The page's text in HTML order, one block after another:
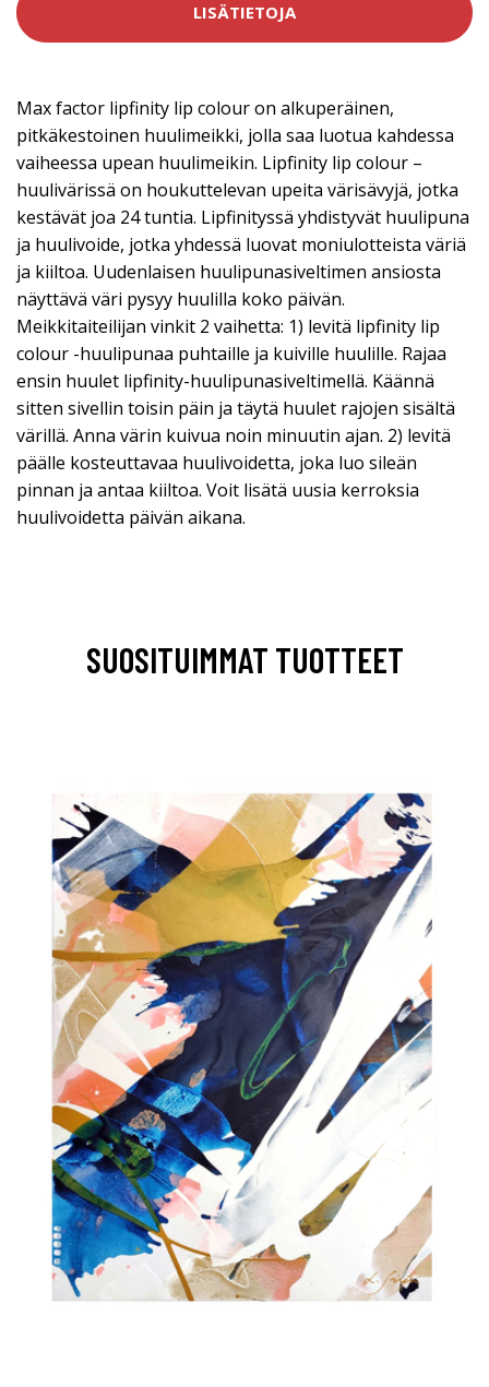
LISÄTIETOJA
Max factor lipfinity lip colour on alkuperäinen,
pitkäkestoinen huulimeikki, jolla saa luotua kahdessa
vaiheessa upean huulimeikin. Lipfinity lip colour –
huulivärissä on houkuttelevan upeita värisävyjä, jotka
kestävät joa 24 tuntia. Lipfinityssä yhdistyvät huulipuna
ja huulivoide, jotka yhdessä luovat moniulotteista väriä
ja kiiltoa. Uudenlaisen huulipunasiveltimen ansiosta
näyttävä väri pysyy huulilla koko päivän.
Meikkitaiteilijan vinkit 2 vaihetta: 1) levitä lipfinity lip
colour -huulipunaa puhtaille ja kuiville huulille. Rajaa
ensin huulet lipfinity-huulipunasiveltimellä. Käännä
sitten sivellin toisin päin ja täytä huulet rajojen sisältä
värillä. Anna värin kuivua noin minuutin ajan. 2) levitä
päälle kosteuttavaa huulivoidetta, joka luo sileän
pinnan ja antaa kiiltoa. Voit lisätä uusia kerroksia
huulivoidetta päivän aikana.
SUOSITUIMMAT TUOTTEET